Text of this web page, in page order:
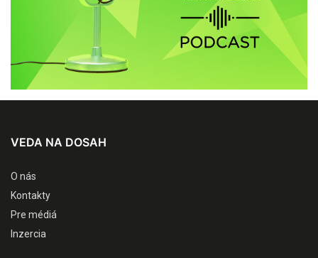
VEDA NA DOSAH
O nás
Kontakty
Pre médiá
Inzercia